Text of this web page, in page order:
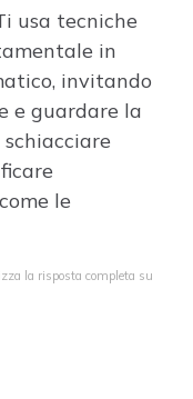
usa tecniche
in
invitando
e guardare la
le
la risposta completa su